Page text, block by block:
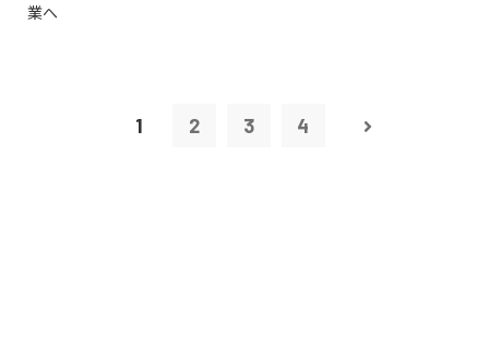
業へ
1 2 3 4